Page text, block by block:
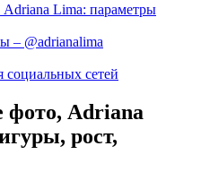
Lima: параметры
– @adrianalima
социальных сетей
фото, Adriana
рост,